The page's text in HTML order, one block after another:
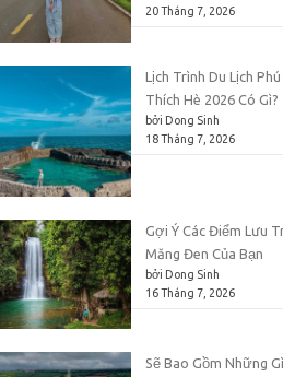
20 Tháng 7, 2026
Lịch Trình Du Lịch
Thích Hè 2026 Có Gì?
bởi Dong Sinh
18 Tháng 7, 2026
Gợi Ý Các Điểm Lưu
Măng Đen Của Bạn
bởi Dong Sinh
16 Tháng 7, 2026
Sẽ Bao Gồm Những